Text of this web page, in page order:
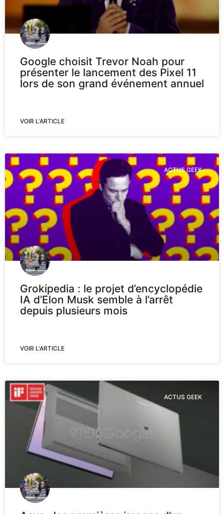
Google choisit Trevor Noah pour
présenter le lancement des Pixel 11
lors de son grand événement annuel
VOIR L'ARTICLE
ACTUS GEEK
Grokipedia : le projet d’encyclopédie
IA d’Elon Musk semble à l’arrêt
depuis plusieurs mois
VOIR L'ARTICLE
ACTUS GEEK